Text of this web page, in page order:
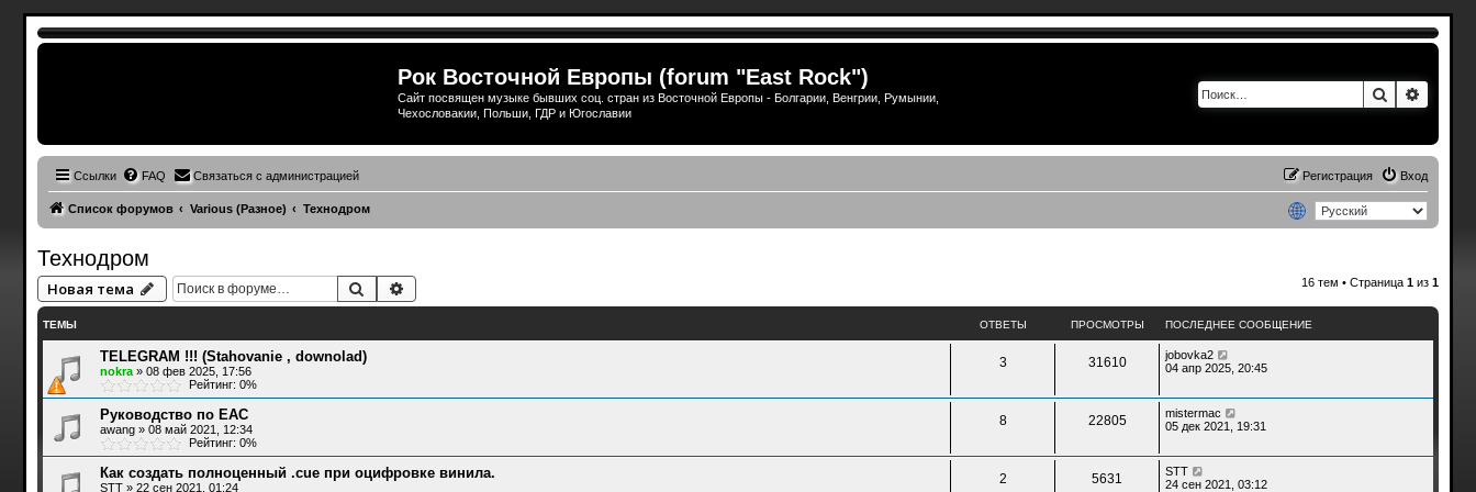
Рок Восточной Европы (forum "East Rock")
Сайт посвящен музыке бывших соц. стран из Восточной Европы - Болгарии, Венгрии, Румынии,
Чехословакии, Польши, ГДР и Югославии
Поиск
Ссылки FAQ Связаться с администрацией Вход
Регистрация
Список форумов Various (Разное) Технодром
Технодром
Новая тема Поиск 16 тем • Страница1 из1
ТЕМЫ ОТВЕТЫ ПРОСМОТРЫ ПОСЛЕДНЕЕ СООБЩЕНИЕ
TELEGRAM !!! (Stahovanie , downolad)
nokra» 08 фев 2025, 17:56
Рейтинг: 0%
3 31610
jobovka2
04 апр 2025, 20:45
Руководство по EAC
awang» 08 май 2021, 12:34
Рейтинг: 0%
8 22805
mistermac
05 дек 2021, 19:31
Как создать полноценный .cue при оцифровке винила.
STT» 22 сен 2021, 01:24
2 5631
STT
24 сен 2021, 03:12